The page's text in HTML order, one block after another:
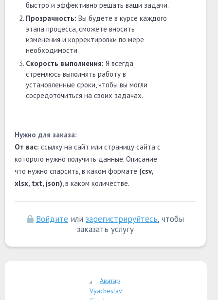
быстро и эффективно решать ваши задачи.
Прозрачность: Вы будете в курсе каждого
этапа процесса, сможете вносить
изменения и корректировки по мере
необходимости.
Скорость выполнения: Я всегда
стремлюсь выполнять работу в
установленные сроки, чтобы вы могли
сосредоточиться на своих задачах.
Нужно для заказа:
От вас: ссылку на сайт или страницу сайта с
которого нужно получить данные. Описание
что нужно спарсить, в каком формате (csv,
xlsx, txt, json) , в каком количестве.
Войдите или зарегистрируйтесь, чтобы
заказать услугу